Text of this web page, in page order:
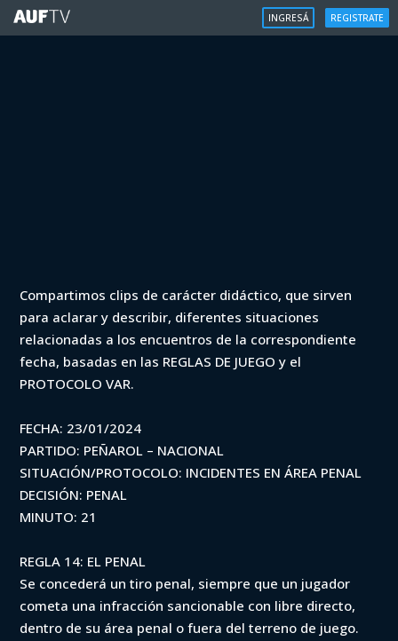
INGRESÁ REGISTRATE
VAR - Peñarol vs Nacional (min. 21)
Compartimos clips de carácter didáctico, que sirven
para aclarar y describir, diferentes situaciones
relacionadas a los encuentros de la correspondiente
fecha, basadas en las REGLAS DE JUEGO y el
PROTOCOLO VAR.
FECHA: 23/01/2024
PARTIDO: PEÑAROL – NACIONAL
SITUACIÓN/PROTOCOLO: INCIDENTES EN ÁREA PENAL
DECISIÓN: PENAL
MINUTO: 21
REGLA 14: EL PENAL
Se concederá un tiro penal, siempre que un jugador
cometa una infracción sancionable con libre directo,
dentro de su área penal o fuera del terreno de juego.